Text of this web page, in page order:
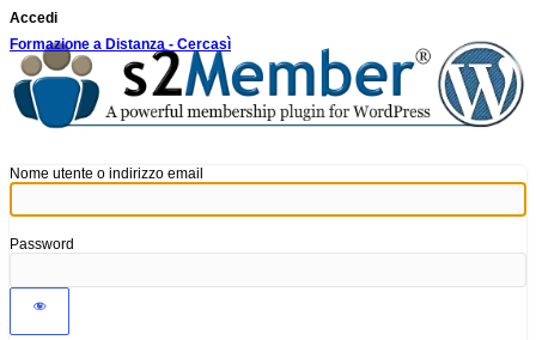
Accedi
Formazione a Distanza - Cercasì
Nome utente o indirizzo email
Password